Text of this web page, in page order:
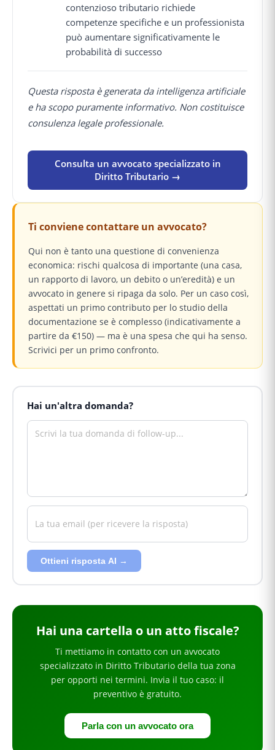
contenzioso tributario richiede
competenze specifiche e un professionista
può aumentare significativamente le
probabilità di successo
Questa risposta è generata da intelligenza artificiale
e ha scopo puramente informativo. Non costituisce
consulenza legale professionale.
Consulta un avvocato specializzato in
Diritto Tributario →
Ti conviene contattare un avvocato?
Qui non è tanto una questione di convenienza
economica: rischi qualcosa di importante (una casa,
un rapporto di lavoro, un debito o un’eredità) e un
avvocato in genere si ripaga da solo. Per un caso così,
aspettati un primo contributo per lo studio della
documentazione se è complesso (indicativamente a
partire da €150) — ma è una spesa che qui ha senso.
Scrivici per un primo confronto.
Hai un'altra domanda?
Ottieni risposta AI →
Hai una cartella o un atto fiscale?
Ti mettiamo in contatto con un avvocato
specializzato in Diritto Tributariodella tua zona
per opporti nei termini. Invia il tuo caso: il
preventivo è gratuito.
Parla con un avvocato ora